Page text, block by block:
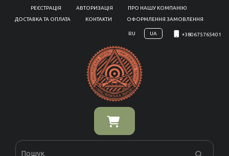
РЕЄСТРАЦІЯ АВТОРИЗАЦІЯ
ПРО НАШУ КОМПАНІЮ
ДОСТАВКА ТА ОПЛАТА
КОНТАКТИ ОФОРМЛЕННЯ ЗАМОВЛЕННЯ
RU UA +380675765401